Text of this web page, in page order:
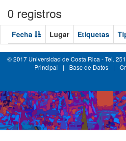
0 registros
Fecha Lugar Etiquetas
© 2017 Universidad de Costa Rica - Tel.
Principal
| Base de Datos |